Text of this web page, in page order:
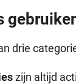
drie
zijn altijd